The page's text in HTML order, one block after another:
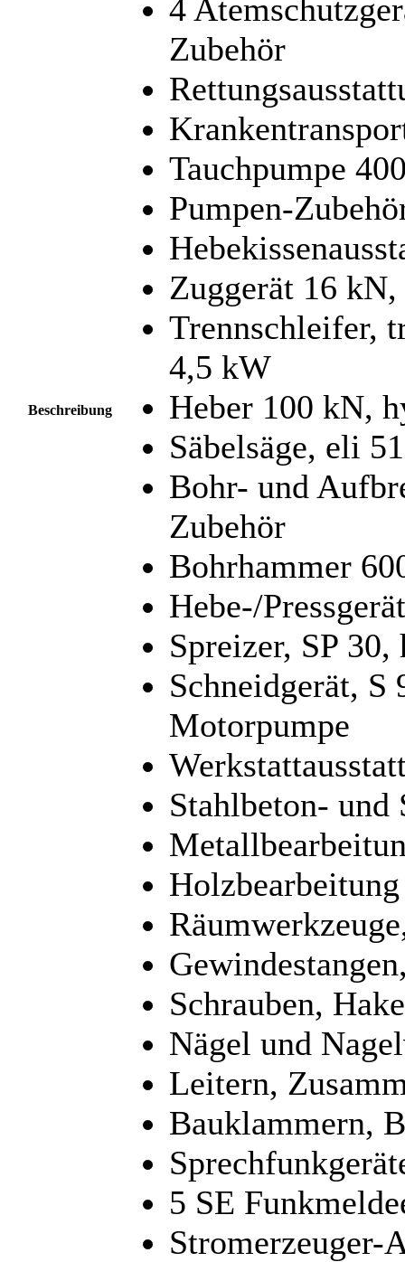
Beschreibung
4
Zubehör
Tauchpumpe
Pumpen-
Zuggerät 16
Trennschleifer,
4,5 kW
Heber 100 kN,
Säbelsäge, eli
Bohr- und
Zubehör
Bohrhammer
Hebe-/
Spreizer, SP
Schneidgerät,
Motorpumpe
Stahlbeton- und
Holzbearbeitung
Schrauben,
Nägel und
Leitern,
Bauklammern,
5 SE
Stromerzeuger-